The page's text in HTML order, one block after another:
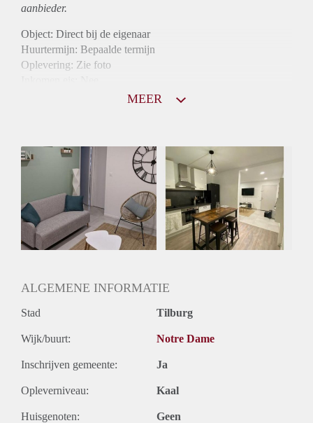
aanbieder.
Object: Direct bij de eigenaar
Huurtermijn: Bepaalde termijn
Oplevering: Zie foto
Gedeelde Douche: Ja
Gedeelde woonkamer: Ja
Huisgenoten: Ja
Geslacht huisgenoten: Gemengd
MEER
ALGEMENE INFORMATIE
Stad Tilburg
Wijk/buurt: Notre Dame
Inschrijven gemeente: Ja
Opleverniveau: Kaal
Huisgenoten: Geen